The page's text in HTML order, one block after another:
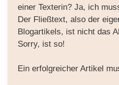
einer Texterin? Ja, ich
Der Fließtext, also der
Blogartikels, ist nicht das
Sorry, ist so!
Ein erfolgreicher Artikel